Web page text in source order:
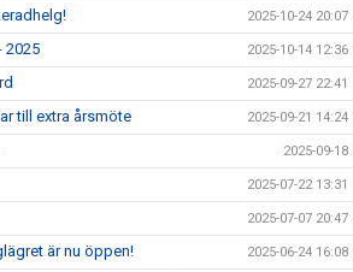
2025-10-24 20:07
2025 2025-10-14 12:36
2025-09-27 22:41
till extra årsmöte 2025-09-21 14:24
2025-09-18
2025-07-22 13:31
2025-07-07 20:47
är nu öppen! 2025-06-24 16:08